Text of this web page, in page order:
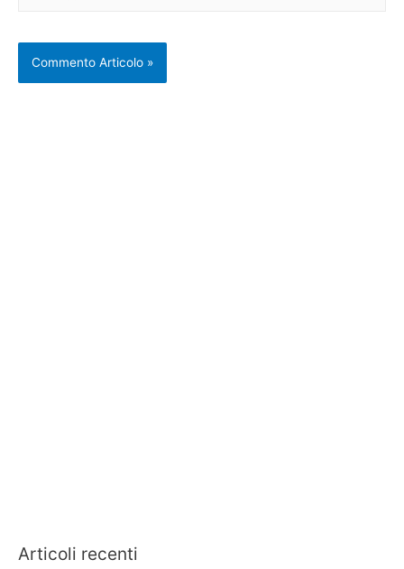
Articoli recenti